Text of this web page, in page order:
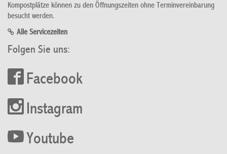
Kompostplätze können zu den Öffnungszeiten ohne Terminvereinbarung
besucht werden.
Alle Servicezeiten
Folgen Sie uns:
Facebook
Instagram
Youtube